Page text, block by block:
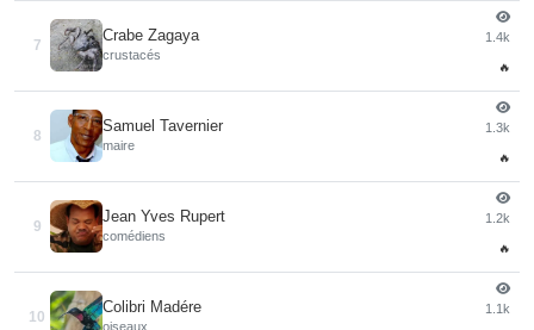
7
Crabe Zagaya
crustacés
1.4k
🔥
8
Samuel Tavernier
maire
1.3k
🔥
9
Jean Yves Rupert
comédiens
1.2k
🔥
10
Colibri Madére
oiseaux
1.1k